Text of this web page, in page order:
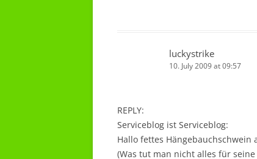
luckystrike
10. July 2009 at 09:57
REPLY:
Serviceblog ist Serviceblog:
Hallo fettes Hängebauchschwein
(Was tut man nicht alles für seine